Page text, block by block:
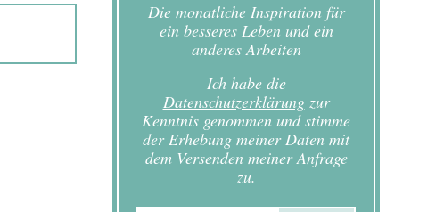
Die monatliche Inspiration für
ein besseres Leben und ein
anderes Arbeiten
Ich habe die
Datenschutzerklärungzur
Kenntnis genommen und stimme
der Erhebung meiner Daten mit
dem Versenden meiner Anfrage
zu.